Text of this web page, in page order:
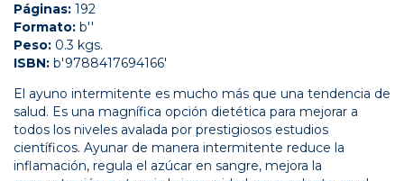
Páginas: 192
Formato: b''
Peso: 0.3 kgs.
ISBN: b'9788417694166'
El ayuno intermitente es mucho más que una tendencia de
salud. Es una magnífica opción dietética para mejorar a
todos los niveles avalada por prestigiosos estudios
científicos. Ayunar de manera intermitente reduce la
inflamación, regula el azúcar en sangre, mejora la